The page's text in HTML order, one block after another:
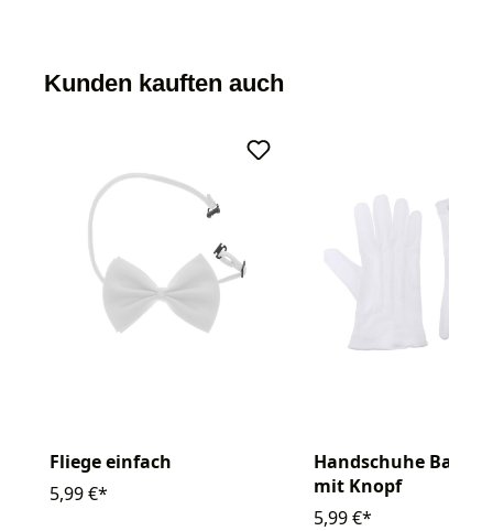
Kunden kauften auch
Fliege einfach
5,99 €*
Handschuhe
mit Knopf
5,99 €*